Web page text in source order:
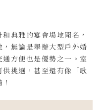
典雅的宴會場地聞名，
無論是舉辦大型戶外婚
方便也是優勢之一。室
挑選，甚至還有像「歌